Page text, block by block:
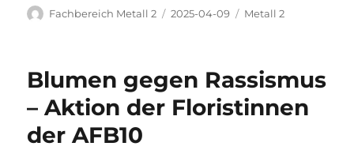
Autor
Fachbereich Metall 2
Veröffentlicht
2025-04-09 Kategorien
Metall 2
Blumen gegen Rassismus
– Aktion der Floristinnen
der AFB10